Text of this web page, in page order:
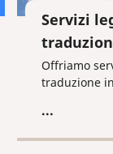
Servizi
Offriamo
traduzione
...